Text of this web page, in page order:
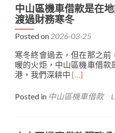
這
份
平
凡
珍
貴
的
福
機
車
借
款
信
用
調
最
中山區機車借款是在
渡過財務寒冬
Posted on 2026-03-25
寒冬終會過去，但在那之前
暖的火炬，中山區機車借
港，我們深耕中 Read
about
中
[…]
Posted in 中山區機車借款